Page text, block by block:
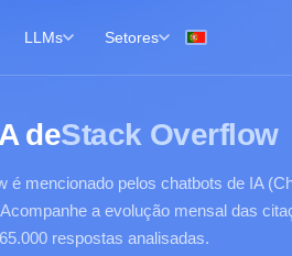
LLMs Setores
deStack Overflow
é mencionado pelos chatbots de IA
a evolução mensal das
respostas analisadas.